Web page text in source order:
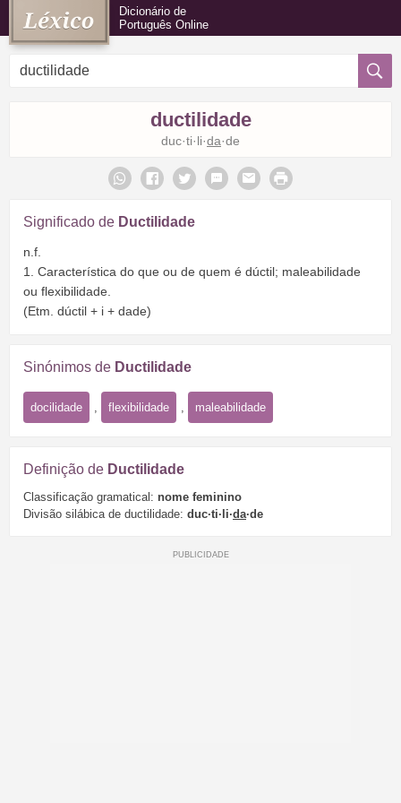
Dicionário de
Português Online
ductilidade
duc·ti·li·da·de
Significado de Ductilidade
n.f.
1. Característica do que ou de quem é dúctil; maleabilidade
ou flexibilidade.
(Etm. dúctil + i + dade)
Sinónimos de Ductilidade
docilidade flexibilidade maleabilidade
Definição de Ductilidade
Classificação gramatical: nome feminino
Divisão silábica de ductilidade: duc·ti·li·da·de